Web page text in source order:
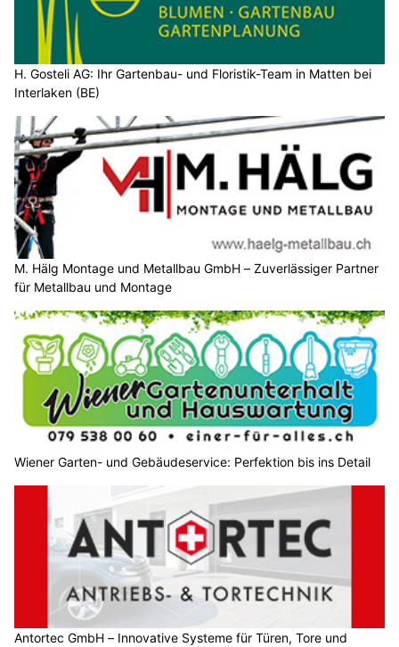
H. Gosteli AG: Ihr Gartenbau- und Floristik-Team in Matten bei
Interlaken (BE)
M. Hälg Montage und Metallbau GmbH – Zuverlässiger Partner
für Metallbau und Montage
Wiener Garten- und Gebäudeservice: Perfektion bis ins Detail
Antortec GmbH – Innovative Systeme für Türen, Tore und